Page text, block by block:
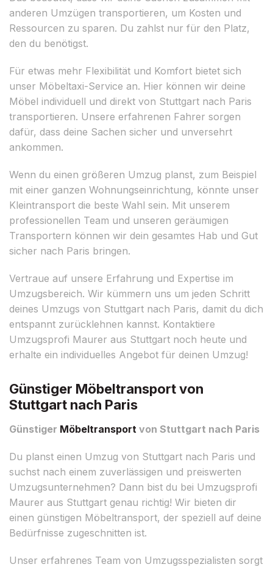
anderen Umzügen transportieren, um Kosten und
Ressourcen zu sparen. Du zahlst nur für den Platz,
den du benötigst.
Für etwas mehr Flexibilität und Komfort bietet sich
unser Möbeltaxi-Service an. Hier können wir deine
Möbel individuell und direkt von Stuttgart nach Paris
transportieren. Unsere erfahrenen Fahrer sorgen
dafür, dass deine Sachen sicher und unversehrt
ankommen.
Wenn du einen größeren Umzug planst, zum Beispiel
mit einer ganzen Wohnungseinrichtung, könnte unser
Kleintransport die beste Wahl sein. Mit unserem
professionellen Team und unseren geräumigen
Transportern können wir dein gesamtes Hab und Gut
sicher nach Paris bringen.
Vertraue auf unsere Erfahrung und Expertise im
Umzugsbereich. Wir kümmern uns um jeden Schritt
deines Umzugs von Stuttgart nach Paris, damit du dich
entspannt zurücklehnen kannst. Kontaktiere
Umzugsprofi Maurer aus Stuttgart noch heute und
erhalte ein individuelles Angebot für deinen Umzug!
Günstiger Möbeltransport von
Stuttgart nach Paris
Günstiger Möbeltransport von Stuttgart nach Paris
Du planst einen Umzug von Stuttgart nach Paris und
suchst nach einem zuverlässigen und preiswerten
Umzugsunternehmen? Dann bist du bei Umzugsprofi
Maurer aus Stuttgart genau richtig! Wir bieten dir
einen günstigen Möbeltransport, der speziell auf deine
Bedürfnisse zugeschnitten ist.
Unser erfahrenes Team von Umzugsspezialisten sorgt